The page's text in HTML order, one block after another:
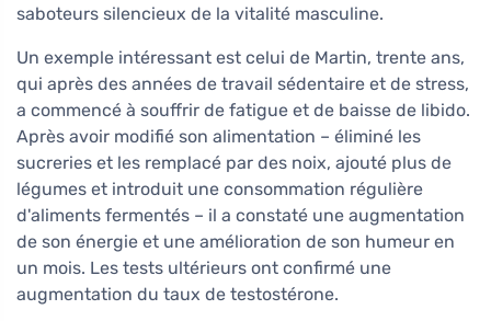
saboteurs silencieux de la vitalité masculine.
Un exemple intéressant est celui de Martin, trente ans,
qui après des années de travail sédentaire et de stress,
a commencé à souffrir de fatigue et de baisse de libido.
Après avoir modifié son alimentation – éliminé les
sucreries et les remplacé par des noix, ajouté plus de
légumes et introduit une consommation régulière
d'aliments fermentés – il a constaté une augmentation
de son énergie et une amélioration de son humeur en
un mois. Les tests ultérieurs ont confirmé une
augmentation du taux de testostérone.